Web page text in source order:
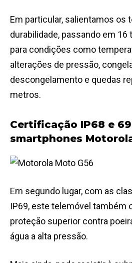
Em particular, salientamos os
durabilidade, passando em
para condições como
alterações de pressão,
descongelamento e quedas
metros.
Certificação IP68 e
smartphones
Em segundo lugar, com as
IP69, este telemóvel também
proteção superior contra
água a alta pressão.